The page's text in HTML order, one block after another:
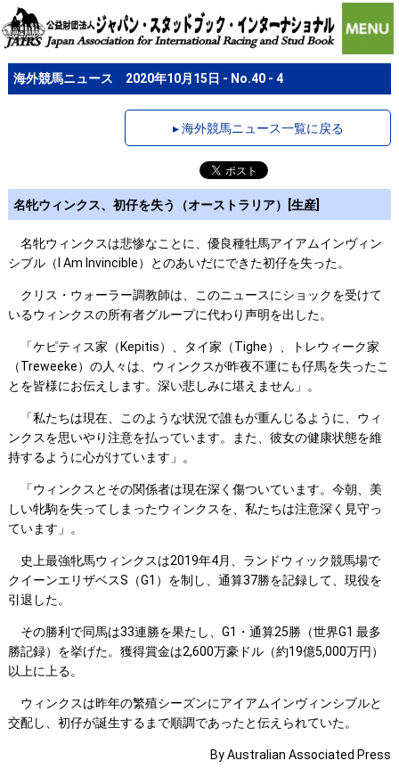
海外競馬ニュース 2020年10月15日 - No.40 - 4
▸ 海外競馬ニュース一覧に戻る
名牝ウィンクス、初仔を失う（オーストラリア）[生産]
名牝ウィンクスは悲惨なことに、優良種牡馬アイアムインヴィン
シブル（I Am Invincible）とのあいだにできた初仔を失った。
クリス・ウォーラー調教師は、このニュースにショックを受けて
いるウィンクスの所有者グループに代わり声明を出した。
「ケピティス家（Kepitis）、タイ家（Tighe）、トレウィーク家
（Treweeke）の人々は、ウィンクスが昨夜不運にも仔馬を失ったこ
とを皆様にお伝えします。深い悲しみに堪えません」。
「私たちは現在、このような状況で誰もが重んじるように、ウィ
ンクスを思いやり注意を払っています。また、彼女の健康状態を維
持するように心がけています」。
「ウィンクスとその関係者は現在深く傷ついています。今朝、美
しい牝駒を失ってしまったウィンクスを、私たちは注意深く見守っ
ています」。
史上最強牝馬ウィンクスは2019年4月、ランドウィック競馬場で
クイーンエリザベスS（G1）を制し、通算37勝を記録して、現役を
引退した。
その勝利で同馬は33連勝を果たし、G1・通算25勝（世界G1 最多
勝記録）を挙げた。獲得賞金は2,600万豪ドル（約19億5,000万円）
以上に上る。
ウィンクスは昨年の繁殖シーズンにアイアムインヴィンシブルと
交配し、初仔が誕生するまで順調であったと伝えられていた。
By Australian Associated Press